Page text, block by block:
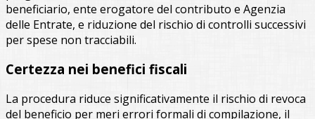
beneficiario, ente erogatore del contributo e Agenzia
delle Entrate, e riduzione del rischio di controlli successivi
per spese non tracciabili.
Certezza nei benefici fiscali
La procedura riduce significativamente il rischio di revoca
del beneficio per meri errori formali di compilazione, il